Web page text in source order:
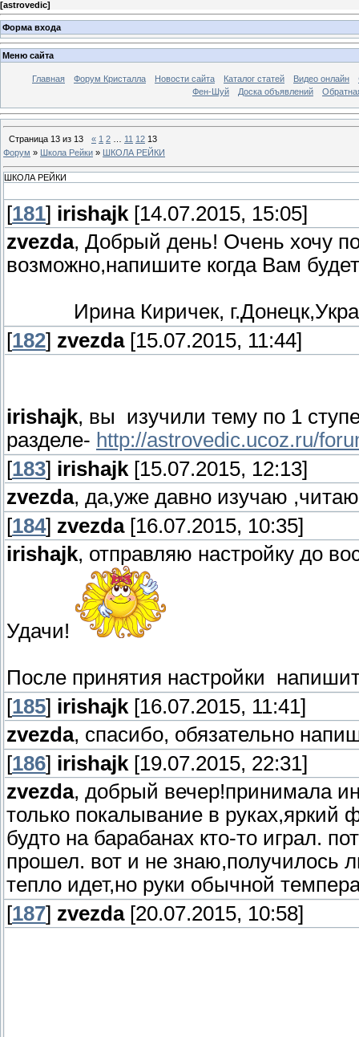
[astrovedic]
Форма входа
Меню сайта
Главная Форум Кристалла Новости сайта Каталог статей Видео онлайн
Фен-Шуй
Доска объявлений
Страница 13 из 13 « 1 2 11 12 13
Форум » Школа Рейки » ШКОЛА РЕЙКИ
ШКОЛА РЕЙКИ
[181] irishajk [14.07.2015, 15:05]
zvezda, Добрый день! Очень хочу
возможно,напишите когда Вам
Ирина Киричек,
[182] zvezda[15.07.2015, 11:44]
irishajk, вы изучили тему по 1
разделе- http://astrovedic.ucoz.ru/
[183] irishajk [15.07.2015, 12:13]
zvezda, да,уже давно изучаю
[184] zvezda[16.07.2015, 10:35]
irishajk, отправляю настройку до
Удачи!
После принятия настройки
[185] irishajk [16.07.2015, 11:41]
zvezda, спасибо, обязательно
[186] irishajk [19.07.2015, 22:31]
zvezda, добрый вечер!принимала
только покалывание в руках,яркий
будто на барабанах кто-то играл.
прошел. вот и не знаю,получилось
тепло идет,но руки обычной
[187] zvezda[20.07.2015, 10:58]